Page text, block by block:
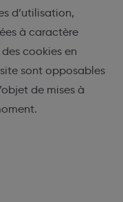
d’utilisation,
à caractère
cookies en
sont opposables
de mises à